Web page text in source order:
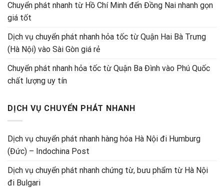
Chuyển phát nhanh từ Hồ Chí Minh đến Đồng Nai nhanh gọn
giá tốt
Dịch vụ chuyển phát nhanh hỏa tốc từ Quận Hai Bà Trưng
(Hà Nội) vào Sài Gòn giá rẻ
Chuyển phát nhanh hỏa tốc từ Quận Ba Đình vào Phú Quốc
chất lượng uy tín
DỊCH VỤ CHUYỂN PHÁT NHANH
Dịch vụ chuyển phát nhanh hàng hóa Hà Nội đi Humburg
(Đức) – Indochina Post
Dịch vụ chuyển phát nhanh chứng từ, bưu phẩm từ Hà Nội
đi Bulgari